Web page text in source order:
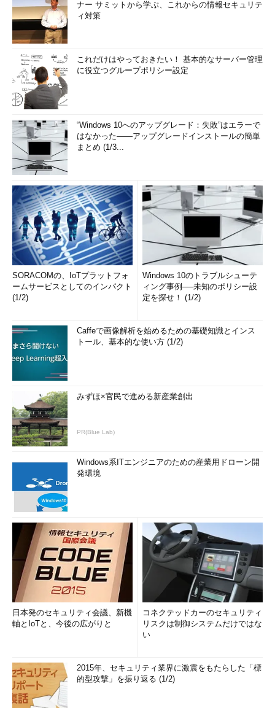
ナー サミットから学ぶ、これからの情報セキュリテ
ィ対策
これだけはやっておきたい！ 基本的なサーバー管理
に役立つグループポリシー設定
“Windows 10へのアップグレード：失敗”はエラーで
はなかった――アップグレードインストールの簡単
まとめ (1/3...
SORACOMの、IoTプラットフォ
ームサービスとしてのインパクト
(1/2)
Windows 10のトラブルシューテ
ィング事例──未知のポリシー設
定を探せ！ (1/2)
Caffeで画像解析を始めるための基礎知識とインス
トール、基本的な使い方 (1/2)
みずほ×官民で進める新産業創出
PR(Blue Lab)
Windows系ITエンジニアのための産業用ドローン開
発環境
日本発のセキュリティ会議、新機
軸とIoTと、今後の広がりと
コネクテッドカーのセキュリティ
リスクは制御システムだけではな
い
2015年、セキュリティ業界に激震をもたらした「標
的型攻撃」を振り返る (1/2)